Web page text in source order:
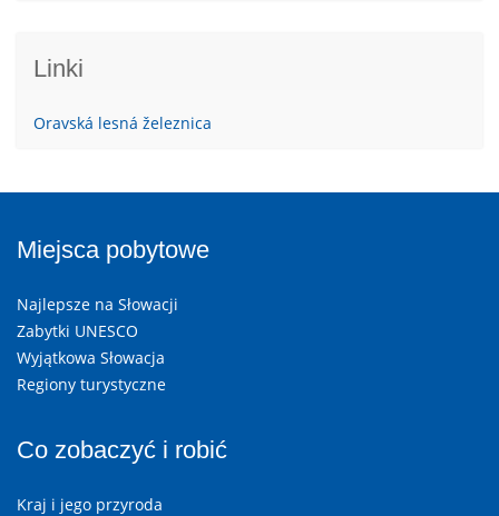
Linki
Oravská lesná železnica
Miejsca pobytowe
Najlepsze na Słowacji
Zabytki UNESCO
Wyjątkowa Słowacja
Regiony turystyczne
Co zobaczyć i robić
Kraj i jego przyroda